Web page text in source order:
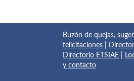
Buzón de quejas,
felicitaciones
Directorio ETSIAE
y contacto